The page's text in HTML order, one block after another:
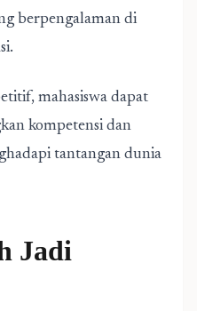
berpengalaman di
mahasiswa dapat
kompetensi dan
tantangan dunia
Jadi